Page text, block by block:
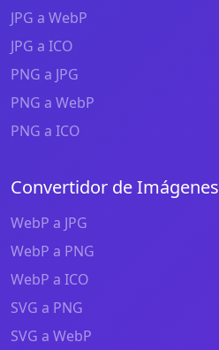
JPG a WebP
JPG a ICO
PNG a JPG
PNG a WebP
PNG a ICO
Convertidor de Imágenes
WebP a JPG
WebP a PNG
WebP a ICO
SVG a PNG
SVG a WebP